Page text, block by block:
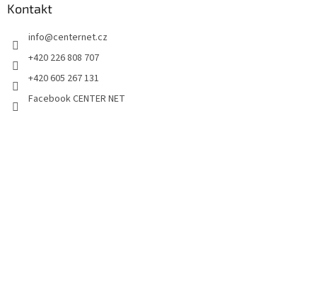
Kontakt
info@centernet.cz
+420 226 808 707
+420 605 267 131
Facebook CENTER NET